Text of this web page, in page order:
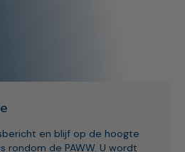
en blijf op de hoogte
rondom de PAWW. U wordt